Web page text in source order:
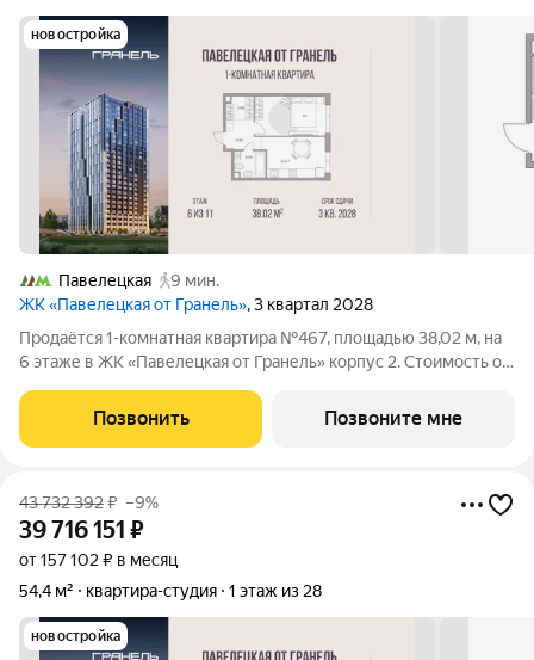
новостройка
Павелецкая
9 мин.
ЖК «Павелецкая от Гранель», 3 квартал 2028
Продаётся 1-комнатная квартира №467, площадью 38,02 м, на
6 этаже в ЖК «Павелецкая от Гранель» корпус 2. Стоимость от
односторонняя, окна во двор. «Павелецкая от Гранель» проект
бизнес-класса в
Позвонить Позвоните мне
43 732 392₽ –9%
39 716 151 ₽
от 157 102 ₽ в месяц
54,4 м²
квартира-студия 1 этаж из 28
новостройка